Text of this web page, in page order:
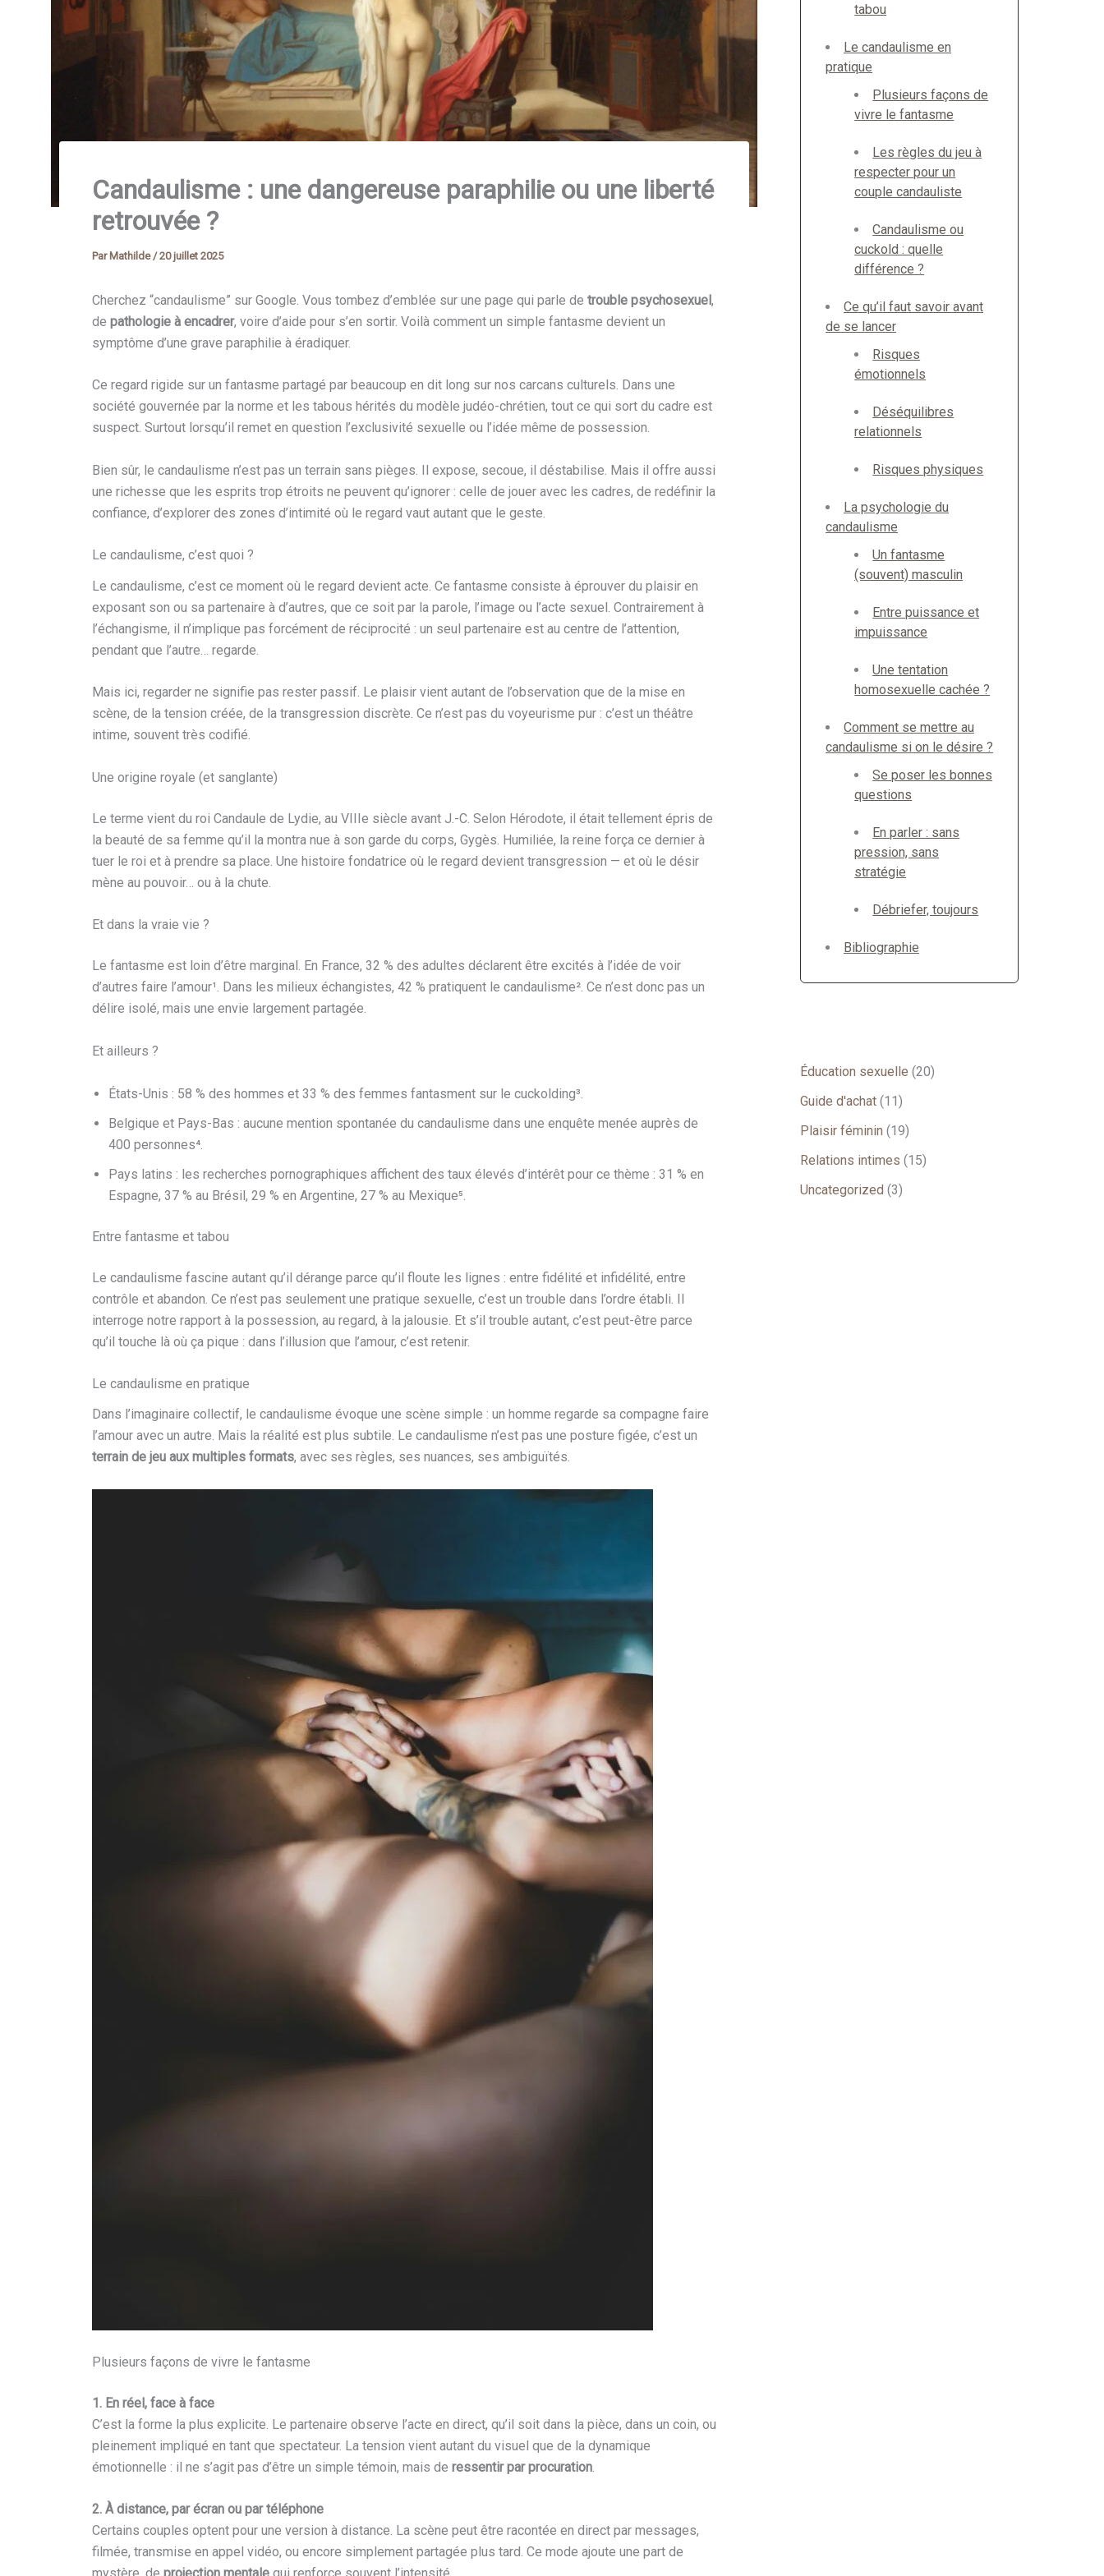
Candaulisme : une dangereuse paraphilie ou une liberté
retrouvée ?
ParMathilde /20 juillet 2025
Cherchez “candaulisme” sur Google. Vous tombez d’emblée sur une page qui parle de trouble psychosexuel,
de pathologie à encadrer, voire d’aide pour s’en sortir. Voilà comment un simple fantasme devient un
symptôme d’une grave paraphilie à éradiquer.
Ce regard rigide sur un fantasme partagé par beaucoup en dit long sur nos carcans culturels. Dans une
société gouvernée par la norme et les tabous hérités du modèle judéo-chrétien, tout ce qui sort du cadre est
suspect. Surtout lorsqu’il remet en question l’exclusivité sexuelle ou l’idée même de possession.
Bien sûr, le candaulisme n’est pas un terrain sans pièges. Il expose, secoue, il déstabilise. Mais il offre aussi
une richesse que les esprits trop étroits ne peuvent qu’ignorer : celle de jouer avec les cadres, de redéfinir la
confiance, d’explorer des zones d’intimité où le regard vaut autant que le geste.
Le candaulisme, c’est quoi ?
Le candaulisme, c’est ce moment où le regard devient acte. Ce fantasme consiste à éprouver du plaisir en
exposant son ou sa partenaire à d’autres, que ce soit par la parole, l’image ou l’acte sexuel. Contrairement à
l’échangisme, il n’implique pas forcément de réciprocité : un seul partenaire est au centre de l’attention,
pendant que l’autre… regarde.
Mais ici, regarder ne signifie pas rester passif. Le plaisir vient autant de l’observation que de la mise en
scène, de la tension créée, de la transgression discrète. Ce n’est pas du voyeurisme pur : c’est un théâtre
intime, souvent très codifié.
Une origine royale (et sanglante)
Le terme vient du roi Candaule de Lydie, au VIIIe siècle avant J.-C. Selon Hérodote, il était tellement épris de
la beauté de sa femme qu’il la montra nue à son garde du corps, Gygès. Humiliée, la reine força ce dernier à
tuer le roi et à prendre sa place. Une histoire fondatrice où le regard devient transgression — et où le désir
mène au pouvoir… ou à la chute.
Et dans la vraie vie ?
Le fantasme est loin d’être marginal. En France, 32 % des adultes déclarent être excités à l’idée de voir
d’autres faire l’amour¹. Dans les milieux échangistes, 42 % pratiquent le candaulisme². Ce n’est donc pas un
délire isolé, mais une envie largement partagée.
Et ailleurs ?
États-Unis : 58 % des hommes et 33 % des femmes fantasment sur le cuckolding³.
Belgique et Pays-Bas : aucune mention spontanée du candaulisme dans une enquête menée auprès de
400 personnes⁴.
Pays latins : les recherches pornographiques affichent des taux élevés d’intérêt pour ce thème : 31 % en
Espagne, 37 % au Brésil, 29 % en Argentine, 27 % au Mexique⁵.
Entre fantasme et tabou
Le candaulisme fascine autant qu’il dérange parce qu’il floute les lignes : entre fidélité et infidélité, entre
contrôle et abandon. Ce n’est pas seulement une pratique sexuelle, c’est un trouble dans l’ordre établi. Il
interroge notre rapport à la possession, au regard, à la jalousie. Et s’il trouble autant, c’est peut-être parce
qu’il touche là où ça pique : dans l’illusion que l’amour, c’est retenir.
Le candaulisme en pratique
Dans l’imaginaire collectif, le candaulisme évoque une scène simple : un homme regarde sa compagne faire
l’amour avec un autre. Mais la réalité est plus subtile. Le candaulisme n’est pas une posture figée, c’est un
terrain de jeu aux multiples formats, avec ses règles, ses nuances, ses ambiguïtés.
Plusieurs façons de vivre le fantasme
1. En réel, face à face
C’est la forme la plus explicite. Le partenaire observe l’acte en direct, qu’il soit dans la pièce, dans un coin, ou
pleinement impliqué en tant que spectateur. La tension vient autant du visuel que de la dynamique
émotionnelle : il ne s’agit pas d’être un simple témoin, mais de ressentir par procuration
2. À distance, par écran ou par téléphone
Certains couples optent pour une version à distance. La scène peut être racontée en direct par messages,
filmée, transmise en appel vidéo, ou encore simplement partagée plus tard. Ce mode ajoute une part de
tabou
Le candaulisme en
pratique
Plusieurs façons de
vivre le fantasme
Les règles du jeu à
respecter pour un
couple candauliste
Candaulisme ou
cuckold : quelle
différence ?
Ce qu’il faut savoir avant
de se lancer
Risques
émotionnels
Déséquilibres
relationnels
Risques physiques
La psychologie du
candaulisme
Un fantasme
(souvent) masculin
Entre puissance et
impuissance
Une tentation
homosexuelle cachée ?
Comment se mettre au
candaulisme si on le désire ?
Se poser les bonnes
questions
En parler : sans
pression, sans
stratégie
Débriefer, toujours
Bibliographie
Éducation sexuelle (20)
Guide d'achat (11)
Plaisir féminin (19)
Relations intimes (15)
Uncategorized (3)